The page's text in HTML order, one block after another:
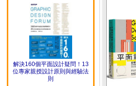
解決160個平面設計疑問！13
位專家親授設計原則與經驗法
則